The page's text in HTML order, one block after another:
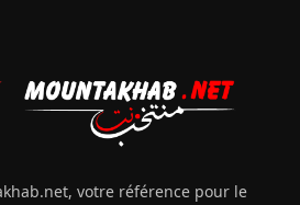
votre référence pour le